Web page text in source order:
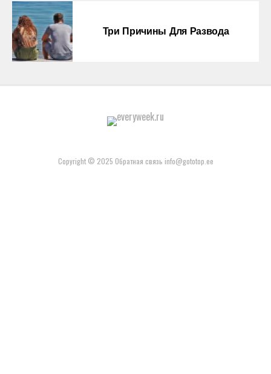
Три Причины Для Развода
Copyright © 2025 Обратная связь info@gototop.ee